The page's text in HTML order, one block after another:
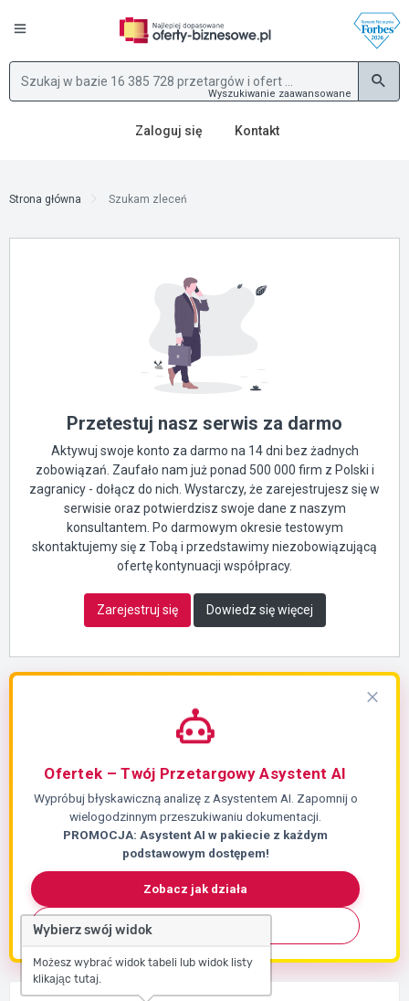
Wyszukiwanie zaawansowane
Zaloguj się Kontakt
Strona główna Szukam zleceń
Przetestuj nasz serwis za darmo
Aktywuj swoje konto za darmo na 14 dni bez żadnych
zobowiązań. Zaufało nam już ponad 500 000 firm z Polski i
zagranicy - dołącz do nich. Wystarczy, że zarejestrujesz się w
serwisie oraz potwierdzisz swoje dane z naszym
konsultantem. Po darmowym okresie testowym
skontaktujemy się z Tobą i przedstawimy niezobowiązującą
ofertę kontynuacji współpracy.
Zarejestruj się Dowiedz się więcej
Ofertek – Twój Przetargowy Asystent AI
Wypróbuj błyskawiczną analizę z Asystentem AI. Zapomnij o
wielogodzinnym przeszukiwaniu dokumentacji.
PROMOCJA: Asystent AI w pakiecie z każdym
podstawowym dostępem!
Zobacz jak działa
Wybierz swój widok
Możesz wybrać widok tabeli lub widok listy
klikając tutaj.